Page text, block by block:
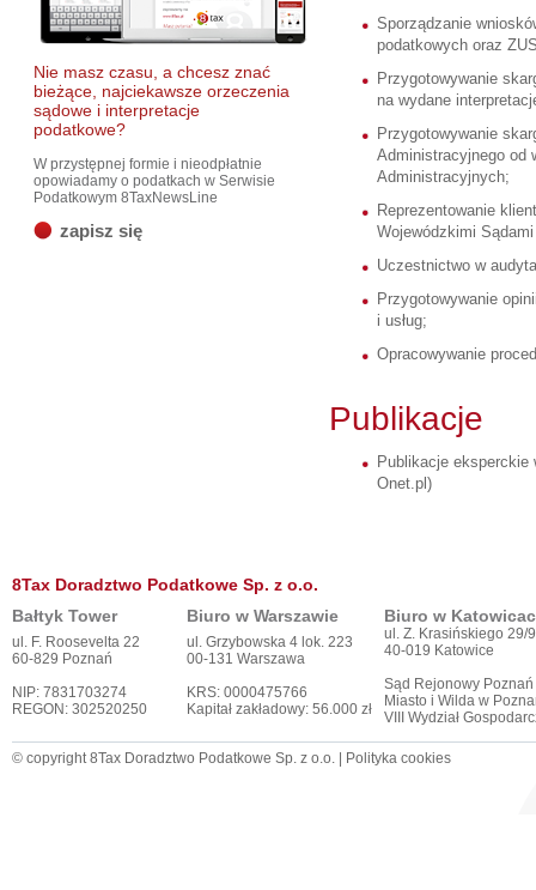
Nie masz czasu, a chcesz znać
bieżące, najciekawsze orzeczenia
sądowe i interpretacje
podatkowe?
W przystępnej formie i nieodpłatnie
opowiadamy o podatkach w Serwisie
Podatkowym 8TaxNewsLine
zapisz się
Sporządzanie
podatkowych oraz
Przygotowywanie
na wydane
Przygotowywanie
Administracyjnego od
Administracyjnych;
Reprezentowanie
Wojewódzkimi
Uczestnictwo w
Przygotowywanie
i usług;
Opracowywanie
Publikacje
Publikacje eksperckie
Onet.pl)
8Tax Doradztwo Podatkowe Sp. z o.o.
Bałtyk Tower
Biuro w Warszawie Biuro w
ul. F. Roosevelta 22
60-829 Poznań
NIP: 7831703274
REGON: 302520250
ul. Grzybowska 4 lok. 223
00-131 Warszawa
KRS: 0000475766
Kapitał zakładowy: 56.000 zł
ul. Z. Krasińskiego 29/9
40-019 Katowice
Sąd Rejonowy
Miasto i Wilda w
VIII Wydział
© copyright 8Tax Doradztwo Podatkowe Sp. z o.o. | Polityka cookies